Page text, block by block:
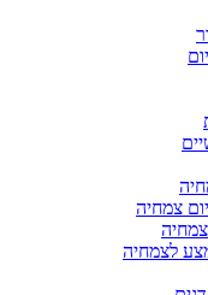
צמחיה
צמחיה
לצמחיה